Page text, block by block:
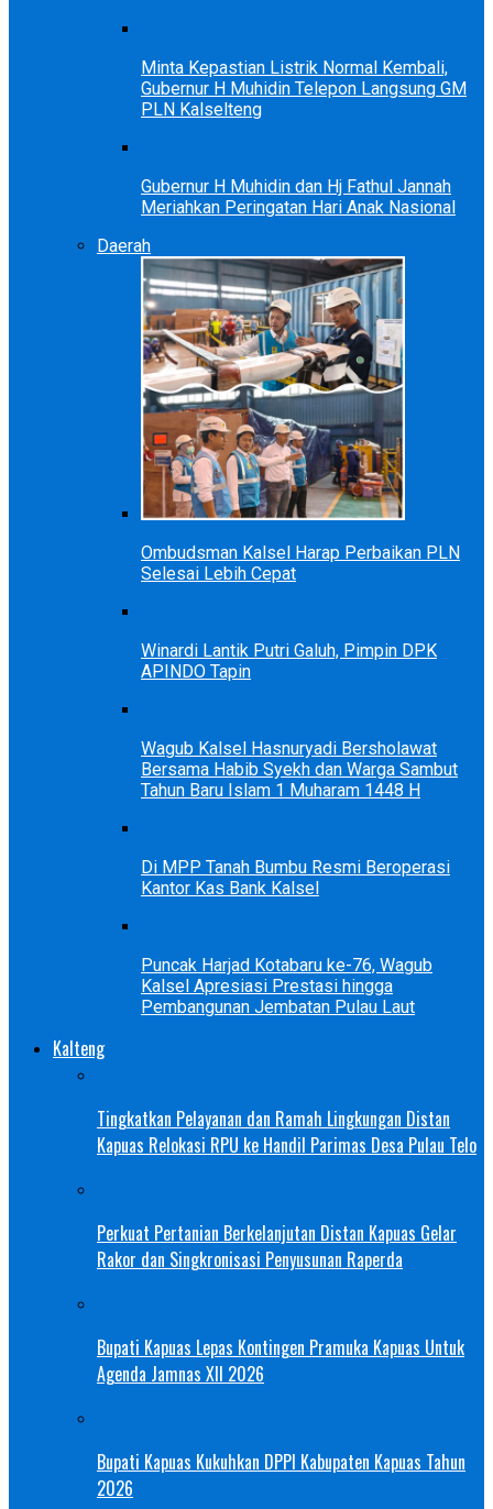
Minta Kepastian Listrik Normal Kembali,
Gubernur H Muhidin Telepon Langsung GM
PLN Kalselteng
Gubernur H Muhidin dan Hj Fathul Jannah
Meriahkan Peringatan Hari Anak Nasional
Daerah
Ombudsman Kalsel Harap Perbaikan PLN
Selesai Lebih Cepat
Winardi Lantik Putri Galuh, Pimpin DPK
APINDO Tapin
Wagub Kalsel Hasnuryadi Bersholawat
Bersama Habib Syekh dan Warga Sambut
Tahun Baru Islam 1 Muharam 1448 H
Di MPP Tanah Bumbu Resmi Beroperasi
Kantor Kas Bank Kalsel
Puncak Harjad Kotabaru ke-76, Wagub
Kalsel Apresiasi Prestasi hingga
Pembangunan Jembatan Pulau Laut
Kalteng
Tingkatkan Pelayanan dan Ramah Lingkungan Distan
Kapuas Relokasi RPU ke Handil Parimas Desa Pulau Telo
Perkuat Pertanian Berkelanjutan Distan Kapuas Gelar
Rakor dan Singkronisasi Penyusunan Raperda
Bupati Kapuas Lepas Kontingen Pramuka Kapuas Untuk
Agenda Jamnas XII 2026
Bupati Kapuas Kukuhkan DPPI Kabupaten Kapuas Tahun
2026